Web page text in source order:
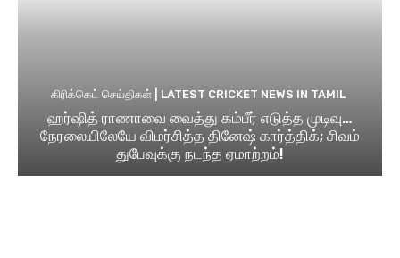
கிரிக்கெட் செய்திகள் | LATEST CRICKET NEWS IN TAMIL
ஹர்ஷித் ராணாவை வைத்து கம்பீர் எடுத்த முடிவு…
நேரலையிலேயே விமர்சித்த தினேஷ் கார்த்திக்; சிவம்
துபேவுக்கு நடந்த ஏமாற்றம்!